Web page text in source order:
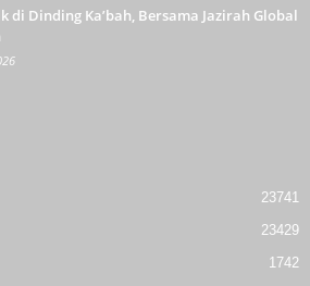
di Dinding Ka’bah, Bersama Jazirah Global
23741
23429
1742